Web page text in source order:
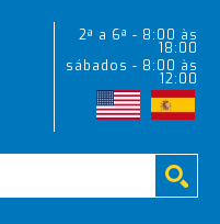
2ª a 6ª - 8:00 às
18:00
sábados - 8:00 às
12:00